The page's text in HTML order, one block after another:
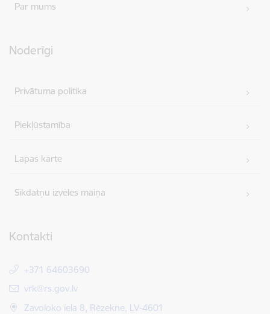
Par mums
Noderīgi
Privātuma politika
Piekļūstamība
Lapas karte
Sīkdatņu izvēles maiņa
Kontakti
+371 64603690
E-pasts:
vrk@rs.gov.lv
Zavoloko iela 8, Rēzekne, LV-4601